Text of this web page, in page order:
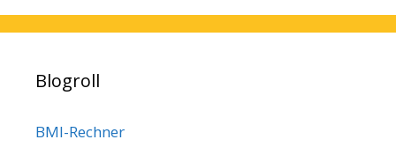
Blogroll
BMI-Rechner